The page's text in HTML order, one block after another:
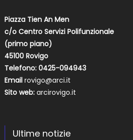
Piazza Tien An Men
c/o Centro Servizi Polifunzionale
(primo piano)
45100 Rovigo
Telefono: 0425-094943
Email rovigo@arci.it
Sito web: arcirovigo.it
Ultime notizie